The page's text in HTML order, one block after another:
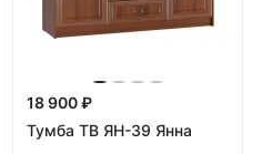
18 900 ₽
Тумба ТВ ЯН-39 Янна